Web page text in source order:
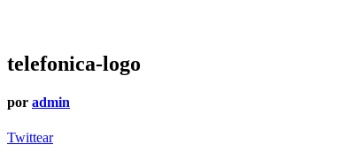
telefonica-logo
por admin
Twittear